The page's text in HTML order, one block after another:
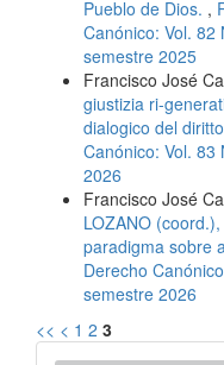
Pueblo de Dios. ,
Canónico: Vol. 82
semestre 2025
Francisco José
giustizia ri-
dialogico del
Canónico: Vol.
2026
Francisco José
LOZANO
paradigma sobre
Derecho
semestre 2026
<< < 1 2 3